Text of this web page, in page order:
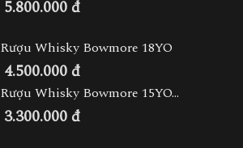
5.800.000 đ
Rượu Whisky Bowmore 18YO
4.500.000 đ
Rượu Whisky Bowmore 15YO...
3.300.000 đ